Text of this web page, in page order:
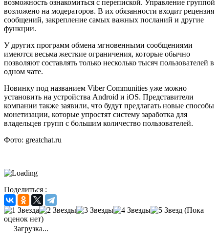
возможность ознакомиться с перепиской. Управление группой
возложено на модераторов. В их обязанности входит рецензия
сообщений, закрепление самых важных посланий и другие
функции.
У других программ обмена мгновенными сообщениями
имеются весьма жесткие ограничения, которые обычно
позволяют составлять только несколько тысяч пользователей в
одном чате.
Новинку под названием Viber Communities уже можно
установить на устройства Android и iOS. Представители
компании также заявили, что будут предлагать новые способы
монетизации, которые упростят систему заработка для
владельцев групп с большим количество пользователей.
Фото: greatchat.ru
Поделиться :
(Пока
оценок нет)
Загрузка...